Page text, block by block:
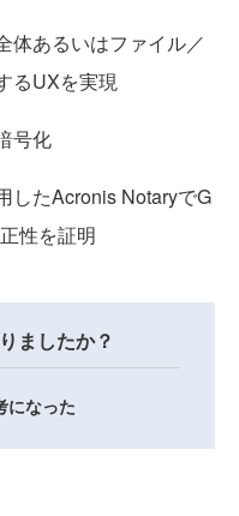
体あるいはファイル／
るUXを実現
号化
したAcronis NotaryでG
性を証明
ましたか？
になった